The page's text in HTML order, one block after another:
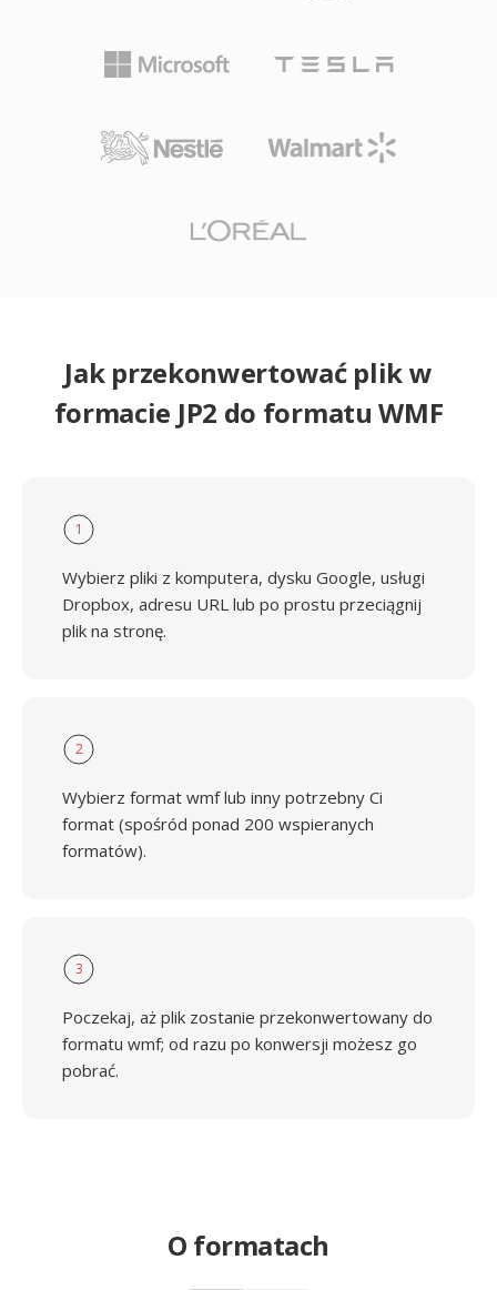
Jak przekonwertować plik w
formacie JP2 do formatu WMF
1
Wybierz pliki z komputera, dysku Google, usługi
Dropbox, adresu URL lub po prostu przeciągnij
plik na stronę.
2
Wybierz format wmf lub inny potrzebny Ci
format (spośród ponad 200 wspieranych
formatów).
3
Poczekaj, aż plik zostanie przekonwertowany do
formatu wmf; od razu po konwersji możesz go
pobrać.
O formatach